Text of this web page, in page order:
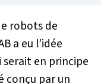
robots de
a eu l’idée
serait en principe
conçu par un